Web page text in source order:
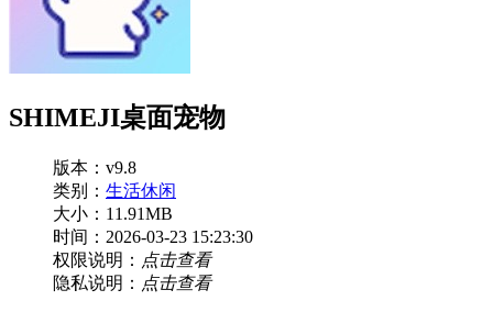
SHIMEJI桌面宠物
版本：v9.8
类别： 生活休闲
大小：11.91MB
时间：2026-03-23 15:23:30
权限说明： 点击查看
隐私说明： 点击查看